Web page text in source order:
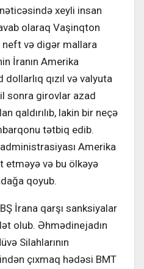
xeyli insan
olaraq Vaşinqton
neft və digər mallara
İranın Amerika
dollarlıq qızıl və valyuta
sonra girovlar azad
qaldırılıb, lakin bir neçə
tətbiq edib.
Amerika
etməyə və bu ölkəyə
qoyub.
İrana qarşı sanksiyalar
olub. Əhmədinejadın
Silahlarının
çıxmaq hədəsi BMT